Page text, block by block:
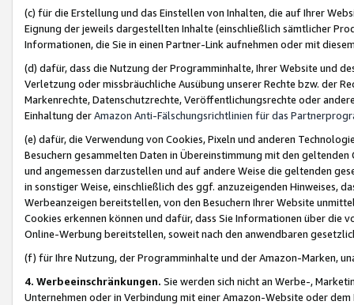
(c) für die Erstellung und das Einstellen von Inhalten, die auf Ihrer
Eignung der jeweils dargestellten Inhalte (einschließlich sämtlicher
Informationen, die Sie in einen Partner-Link aufnehmen oder mit
(d) dafür, dass die Nutzung der Programminhalte, Ihrer Website und
Verletzung oder missbräuchliche Ausübung unserer Rechte bzw. der
Markenrechte, Datenschutzrechte, Veröffentlichungsrechte oder
Einhaltung derAmazon Anti-Fälschungsrichtlinien für das
(e) dafür, die Verwendung von Cookies, Pixeln und anderen
Besuchern gesammelten Daten in Übereinstimmung mit den
und angemessen darzustellen und auf andere Weise die geltenden
in sonstiger Weise, einschließlich des ggf. anzuzeigenden Hinweises,
Werbeanzeigen bereitstellen, von den Besuchern Ihrer Website
Cookies erkennen können und dafür, dass Sie Informationen über die
Online-Werbung bereitstellen, soweit nach den anwendbaren
(f) für Ihre Nutzung, der Programminhalte und der Amazon-Marken,
4. Werbeeinschränkungen. Sie werden sich nicht an Werbe-,
Unternehmen oder in Verbindung mit einer Amazon-Website oder